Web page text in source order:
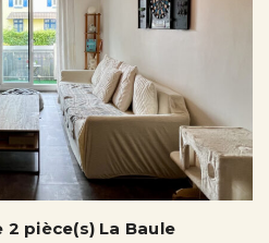
pièce(s) La Baule